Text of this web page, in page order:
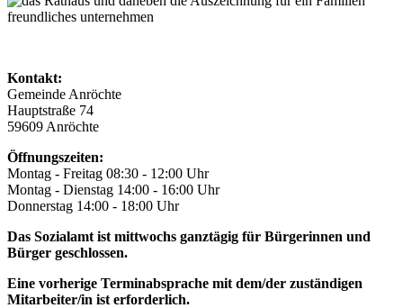
Kontakt:
Gemeinde Anröchte
Hauptstraße 74
59609 Anröchte
Öffnungszeiten:
Montag - Freitag 08:30 - 12:00 Uhr
Montag - Dienstag 14:00 - 16:00 Uhr
Donnerstag 14:00 - 18:00 Uhr
Das Sozialamt ist mittwochs ganztägig für Bürgerinnen und
Bürger geschlossen.
Eine vorherige Terminabsprache mit dem/der zuständigen
Mitarbeiter/in ist erforderlich.